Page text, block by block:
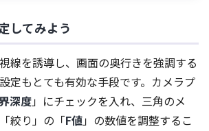
してみよう
線を誘導し、画面の奥行きを強調する
定もとても有効な手段です。カメラプ
深度」にチェックを入れ、三角のメ
絞り」の「F値」の数値を調整するこ